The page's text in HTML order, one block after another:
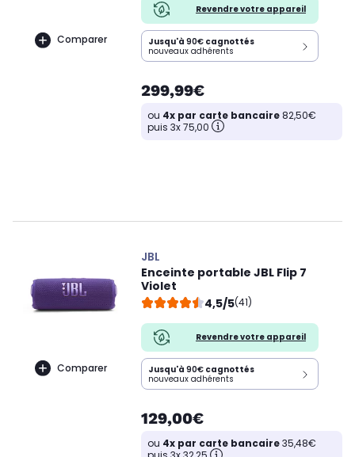
Comparer
Revendre votre appareil
Jusqu'à 90€ cagnottés
nouveaux adhérents
299,99€
ou 4x par carte bancaire82,50€
puis 3x 75,00
Comparer
JBL
Enceinte portable JBL Flip 7
Violet
4,5/5(41)
Revendre votre appareil
Jusqu'à 90€ cagnottés
nouveaux adhérents
129,00€
ou 4x par carte bancaire35,48€